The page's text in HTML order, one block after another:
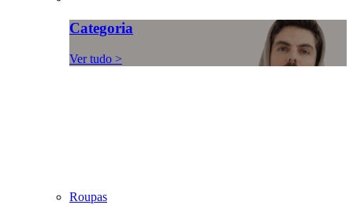
Categoria
Ver tudo >
Roupas